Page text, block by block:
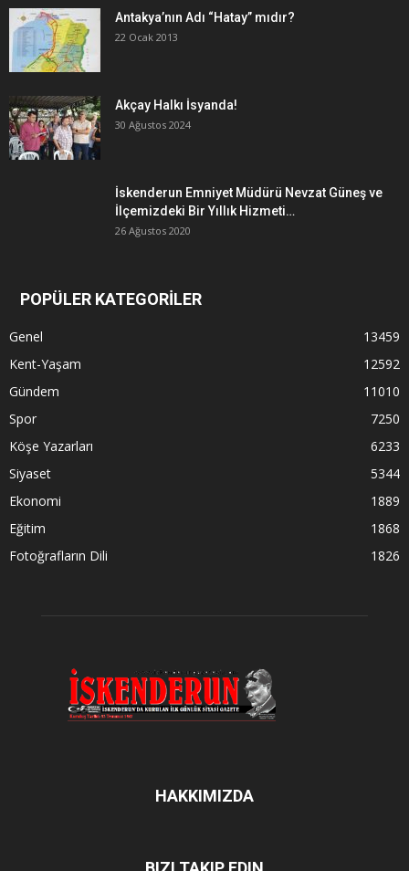
Antakya’nın Adı “Hatay” mıdır?
22 Ocak 2013
Akçay Halkı İsyanda!
30 Ağustos 2024
İskenderun Emniyet Müdürü Nevzat Güneş ve
İlçemizdeki Bir Yıllık Hizmeti…
26 Ağustos 2020
POPÜLER KATEGORİLER
Genel
13459
Kent-Yaşam
12592
Gündem
11010
Spor
7250
Köşe Yazarları
6233
Siyaset
5344
Ekonomi
1889
Eğitim
1868
Fotoğrafların Dili
1826
HAKKIMIZDA